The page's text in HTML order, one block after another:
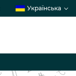
Українська